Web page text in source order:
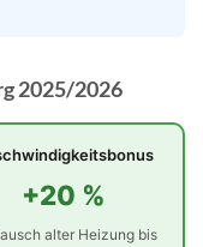
2025/2026
+20 %
alter Heizung bis